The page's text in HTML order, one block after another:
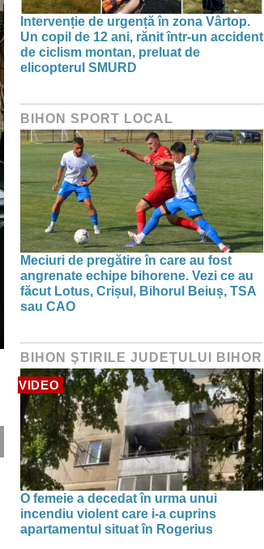
Intervenție de urgență în zona Vârtop.
Un copil de 12 ani, rănit într-un accident
de ciclism montan, preluat de
elicopterul SMURD
BIHON SPORT LOCAL
Meciuri de pregătire în care au fost
angrenate echipe bihorene. Vezi ce au
făcut Lotus, Crișul, Bihorul Beiuș, TSA
sau CAO
BIHON ŞTIRILE JUDEŢULUI BIHOR
VIDEO
O femeie a decedat în urma unui
incendiu violent care i-a cuprins
apartamentul situat în Rogerius